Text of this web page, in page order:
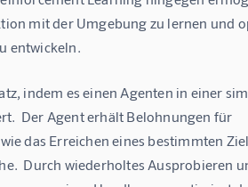
mit der Umgebung zu lernen und
entwickeln.
indem es einen Agenten in einer
Der Agent erhält Belohnungen für
das Erreichen eines bestimmten
Durch wiederholtes Ausprobieren